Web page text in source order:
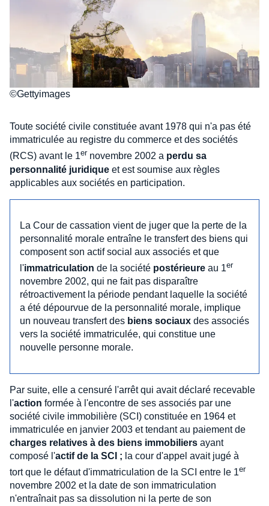
©Gettyimages
Toute société civile constituée avant 1978 qui n'a pas été
immatriculée au registre du commerce et des sociétés
(RCS) avant le 1er novembre 2002 a perdu sa
personnalité juridique et est soumise aux règles
applicables aux sociétés en participation.
La Cour de cassation vient de juger que la perte de la
personnalité morale entraîne le transfert des biens qui
composent son actif social aux associés et que
l'immatriculation de la société postérieure au 1er
novembre 2002, qui ne fait pas disparaître
rétroactivement la période pendant laquelle la société
a été dépourvue de la personnalité morale, implique
un nouveau transfert des biens sociaux des associés
vers la société immatriculée, qui constitue une
nouvelle personne morale.
Par suite, elle a censuré l'arrêt qui avait déclaré recevable
l'action formée à l'encontre de ses associés par une
société civile immobilière (SCI) constituée en 1964 et
immatriculée en janvier 2003 et tendant au paiement de
charges relatives à des biens immobiliers ayant
composé l'actif de la SCI ; la cour d'appel avait jugé à
tort que le défaut d'immatriculation de la SCI entre le 1er
novembre 2002 et la date de son immatriculation
n'entraînait pas sa dissolution ni la perte de son